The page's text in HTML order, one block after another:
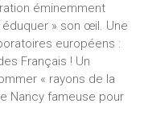
éminemment
éduquer » son œil. Une
européens :
Français ! Un
« rayons de la
Nancy fameuse pour